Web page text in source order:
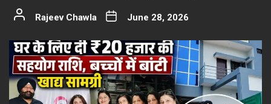
Rajeev Chawla June 28, 2026